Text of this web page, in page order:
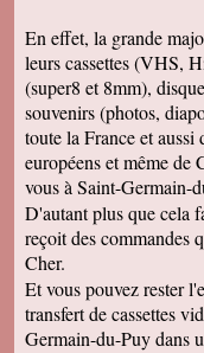
En effet, la grande
leurs cassettes (VHS,
(super8 et 8mm),
souvenirs (photos,
toute la France et
européens et même
vous à Saint-Germain-
D'autant plus que cela
reçoit des commandes
Cher.
Et vous pouvez rester
transfert de cassettes
Germain-du-Puy dans